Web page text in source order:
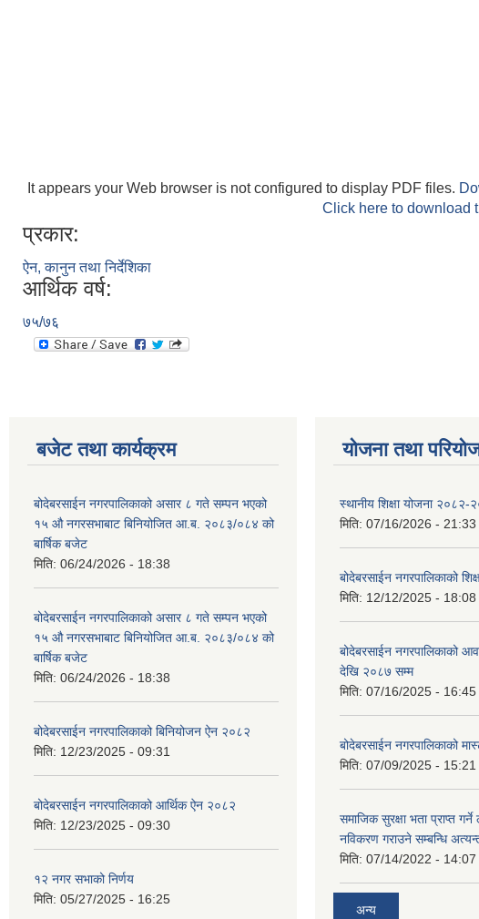
It appears your Web browser is not configured to display PDF files.
Click here to download
प्रकार:
ऐन, कानुन तथा निर्देशिका
आर्थिक वर्ष:
७५/७६
बजेट तथा कार्यक्रम
बोदेबरसाईन नगरपालिकाको असार ८ गते सम्पन भएको
१५ ‍‍‍औ नगरसभाबाट बिनियोजित आ.ब. २०८३/०८४ को
बार्षिक बजेट
मिति: 06/24/2026 - 18:38
बोदेबरसाईन नगरपालिकाको असार ८ गते सम्पन भएको
१५ ‍‍‍औ नगरसभाबाट बिनियोजित आ.ब. २०८३/०८४ को
बार्षिक बजेट
मिति: 06/24/2026 - 18:38
बोदेबरसाईन नगरपालिकाको बिनियोजन ऐन २०८२
मिति: 12/23/2025 - 09:31
बोदेबरसाईन नगरपालिकाको आर्थिक ऐन २०८२
मिति: 12/23/2025 - 09:30
१२ नगर सभाको निर्णय
मिति: 05/27/2025 - 16:25
योजना तथा
स्थानीय शिक्षा योजना २०८२-
मिति: 07/16/2026 - 21:33
बोदेबरसाईन नगरपालिकाको
मिति: 12/12/2025 - 18:08
बोदेबरसाईन नगरपालिकाको
देखि २०८७ सम्म
मिति: 07/16/2025 - 16:45
बोदेबरसाईन नगरपालिकाको
मिति: 07/09/2025 - 15:21
समाजिक सुरक्षा भता प्राप्त गर्ने
नविकरण गराउने सम्बन्धि
मिति: 07/14/2022 - 14:07
अन्य